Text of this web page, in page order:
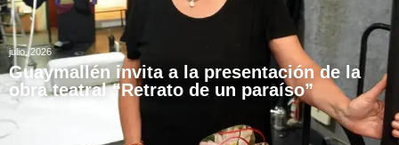
julio, 2026
Guaymallén invita a la presentación de la
obra teatral “Retrato de un paraíso”